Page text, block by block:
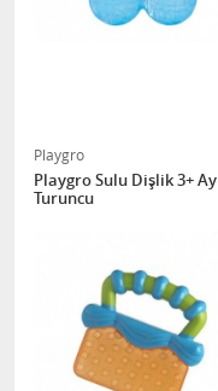
Playgro
Playgro Sulu Dişlik 3+ Ay
Turuncu